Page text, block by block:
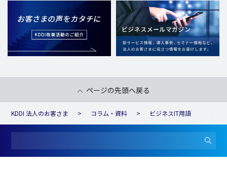
ページの先頭へ戻る
KDDI 法人のお客さま コラム・資料 ビジネスIT用語